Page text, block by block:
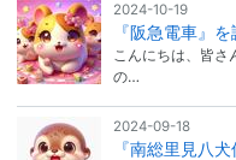
2024-10-19
『阪急電車』
こんにちは、皆さ
の…
2024-09-18
『南総里見八